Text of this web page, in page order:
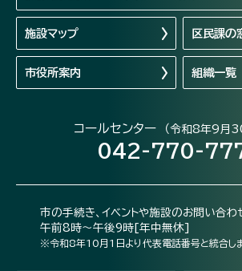
施設マップ 区民課の
市役所案内 組織一覧
コールセンター （令和8年9月
042-770-
市の手続き、イベントや施設のお問い合わ
午前8時～午後9時[年中無休]
※令和8年10月1日より代表電話番号と統合しま